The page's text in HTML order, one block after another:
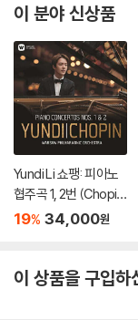
of Mtsensk District)
이 분야 신상품
Yundi Li 쇼팽: 피아노
협주곡 1, 2번 (Chopin:
Piano Concertos O
19% 34,000원
이 상품을 구입하